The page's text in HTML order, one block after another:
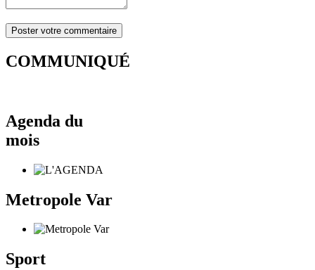
COMMUNIQUÉ
Agenda du
mois
Metropole Var
Sport